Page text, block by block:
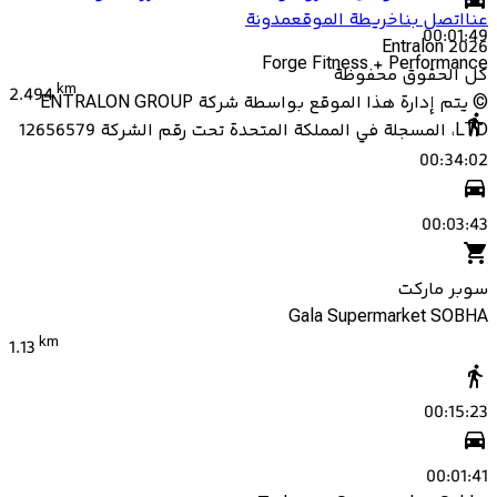
00:01:49
Forge Fitness + Performance
2.494km
00:34:02
00:03:43
سوبر ماركت
Gala Supermarket SOBHA
1.13 km
00:15:23
00:01:41
عنااتصل بناخريطة الموقعمدونة
2026
Entralon
كل الحقوق محفوظة
©
يتم إدارة هذا الموقع بواسطة شركة ENTRALON GROUP
LTD، المسجلة في المملكة المتحدة تحت رقم الشركة 12656579